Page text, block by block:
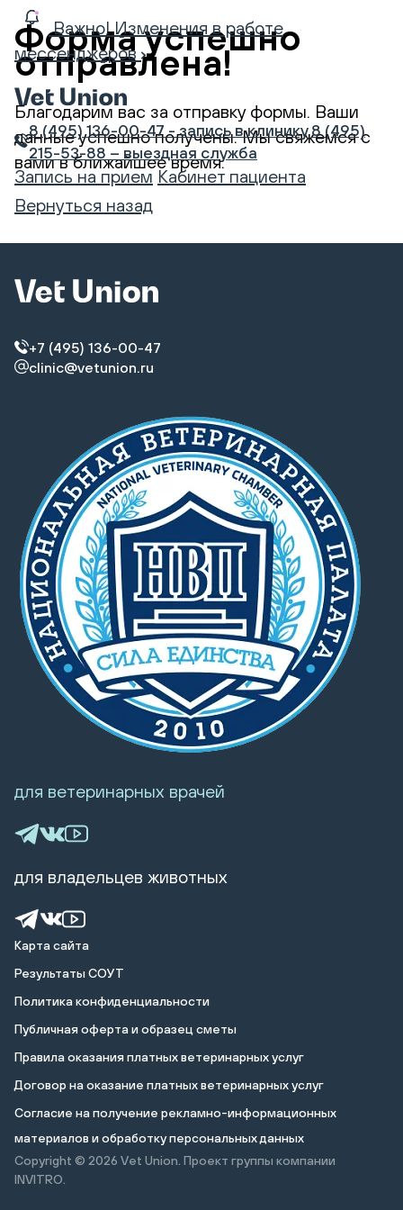
Важно! Изменения в работе
мессенджеров
8 (495) 136-00-47 - запись в клинику 8 (495)
215-53-88 – выездная служба
Запись на прием Кабинет пациента
Форма успешно
отправлена!
Благодарим вас за отправку формы. Ваши
данные успешно получены. Мы свяжемся с
вами в ближайшее время.
Вернуться назад
+7 (495) 136-00-47
clinic@vetunion.ru
Карта сайта
Результаты СОУТ
Политика конфиденциальности
Публичная оферта и образец сметы
Правила оказания платных ветеринарных услуг
Договор на оказание платных ветеринарных услуг
Cогласие на получение рекламно-информационных
материалов и обработку персональных данных
Copyright © 2026 Vet Union. Проект группы компании
INVITRO.
для ветеринарных врачей
для владельцев животных